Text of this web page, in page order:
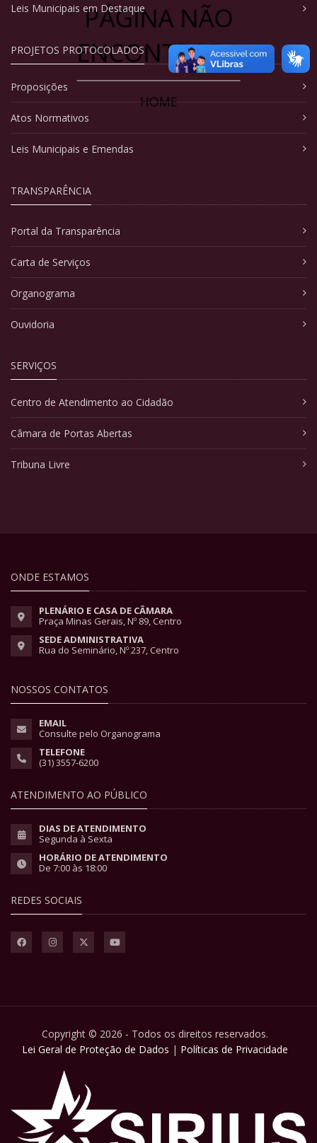
PÁGINA NÃO
ENCONTRADA
HOME
Leis Municipais em Destaque
PROJETOS PROTOCOLADOS
Proposições
Atos Normativos
Leis Municipais e Emendas
TRANSPARÊNCIA
Portal da Transparência
Carta de Serviços
Organograma
Ouvidoria
SERVIÇOS
Centro de Atendimento ao Cidadão
Câmara de Portas Abertas
Tribuna Livre
ONDE ESTAMOS
PLENÁRIO E CASA DE CÂMARA
Praça Minas Gerais, Nº 89, Centro
SEDE ADMINISTRATIVA
Rua do Seminário, Nº 237, Centro
NOSSOS CONTATOS
EMAIL
Consulte pelo Organograma
TELEFONE
(31) 3557-6200
ATENDIMENTO AO PÚBLICO
DIAS DE ATENDIMENTO
Segunda à Sexta
HORÁRIO DE ATENDIMENTO
De 7:00 às 18:00
REDES SOCIAIS
Copyright © 2026 - Todos os direitos reservados.
Lei Geral de Proteção de Dados | Políticas de Privacidade